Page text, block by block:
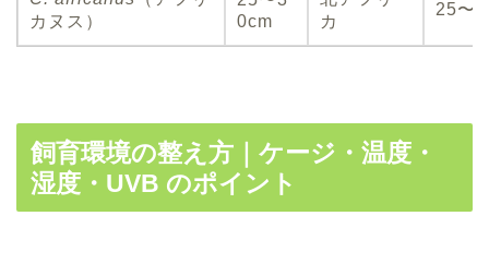
カヌス）
0cm
カ
25〜
飼育環境の整え方｜ケージ・温度・
湿度・UVB のポイント